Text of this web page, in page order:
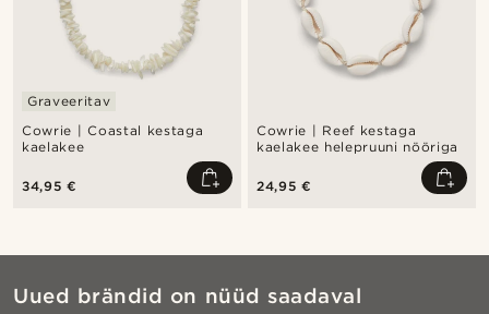
Cowrie | Coastal kestaga
kaelakee
Graveeritav
34,95 €
Cowrie | Reef kestaga
kaelakee helepruuni nööriga
24,95 €
Uued brändid on nüüd saadaval